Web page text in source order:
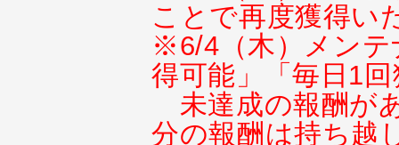
ことで再度獲得い
※6/4（木）メンテ
得可能」「毎日1
未達成の報酬が
分の報酬は持ち越